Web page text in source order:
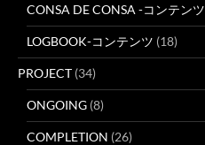
CONSA DE CONSA -コンテンツ
LOGBOOK-コンテンツ (18)
PROJECT (34)
ONGOING (8)
COMPLETION (26)